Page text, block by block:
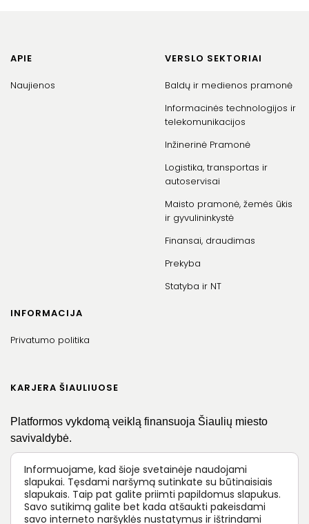
KARJERA ŠIAULIUOSE
Platformos vykdomą veiklą finansuoja Šiaulių miesto
savivaldybė.
APIE
Naujienos
VERSLO SEKTORIAI
Baldų ir medienos pramonė
Informacinės technologijos ir
telekomunikacijos
Inžinerinė Pramonė
Logistika, transportas ir
autoservisai
Maisto pramonė, žemės ūkis
ir gyvulininkystė
Finansai, draudimas
Prekyba
Statyba ir NT
INFORMACIJA
Privatumo politika
Informuojame, kad šioje svetainėje naudojami
slapukai. Tęsdami naršymą sutinkate su būtinaisiais
slapukais. Taip pat galite priimti papildomus slapukus.
Savo sutikimą galite bet kada atšaukti pakeisdami
savo interneto naršyklės nustatymus ir ištrindami